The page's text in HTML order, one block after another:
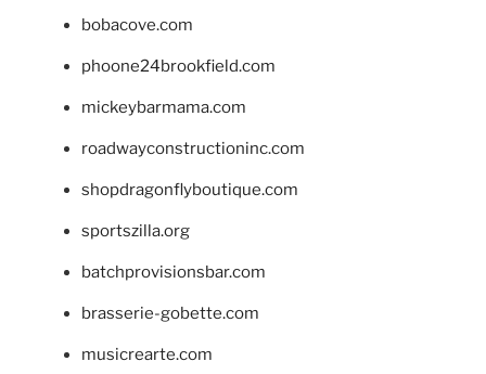
bobacove.com
phoone24brookfield.com
mickeybarmama.com
roadwayconstructioninc.com
shopdragonflyboutique.com
sportszilla.org
batchprovisionsbar.com
brasserie-gobette.com
musicrearte.com